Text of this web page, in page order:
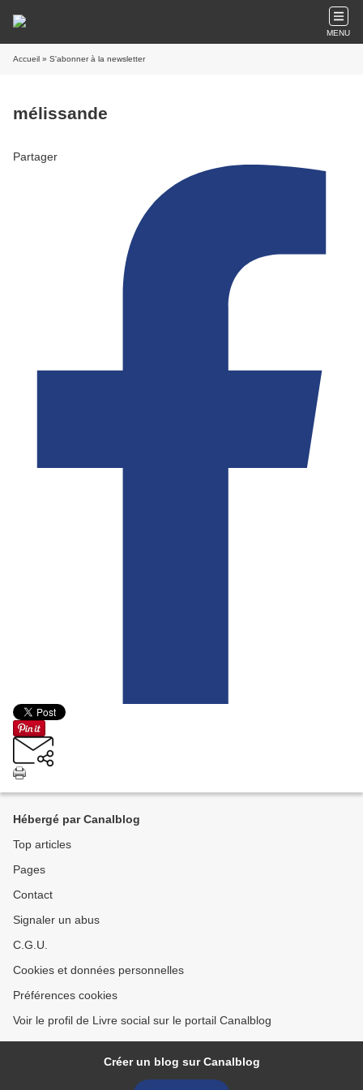
MENU
Accueil » S'abonner à la newsletter
mélissande
Partager
Hébergé par Canalblog
Top articles
Pages
Contact
Signaler un abus
C.G.U.
Cookies et données personnelles
Préférences cookies
Voir le profil de Livre social sur le portail Canalblog
Créer un blog sur Canalblog